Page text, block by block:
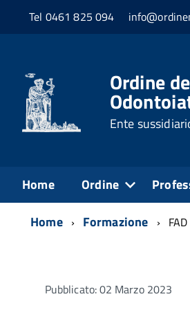
Tel 0461 825 094
Ordine
Ente
Home Ordine
Home Formazione
Pubblicato: 02 Marzo 2023